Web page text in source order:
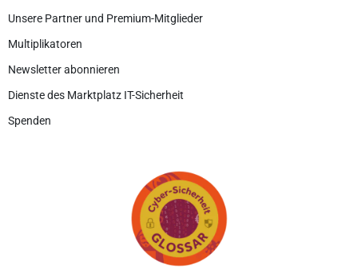
Unsere Partner und Premium-Mitglieder
Multiplikatoren
Newsletter abonnieren
Dienste des Marktplatz IT-Sicherheit
Spenden